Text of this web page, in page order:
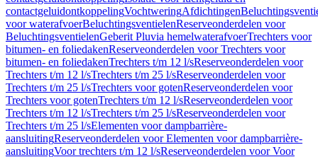
contactgeluidontkoppelingVochtweringAfdichtingen
voor waterafvoerBeluchtingsventielenReserveonderdelen voor
BeluchtingsventielenGeberit Pluvia hemelwaterafvoerTrechters voor
bitumen- en foliedakenReserveonderdelen voor Trechters voor
bitumen- en foliedakenTrechters t/m 12 l/sReserveonderdelen voor
Trechters t/m 12 l/sTrechters t/m 25 l/sReserveonderdelen voor
Trechters t/m 25 l/sTrechters voor gotenReserveonderdelen voor
Trechters voor gotenTrechters t/m 12 l/sReserveonderdelen voor
Trechters t/m 12 l/sTrechters t/m 25 l/sReserveonderdelen voor
Trechters t/m 25 l/sElementen voor dampbarrière-
aansluitingReserveonderdelen voor Elementen voor dampbarrière-
aansluitingVoor trechters t/m 12 l/sReserveonderdelen voor Voor